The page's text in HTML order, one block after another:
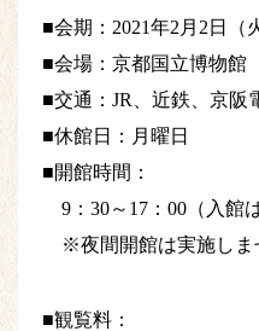
■会期：2021年2月2日（
■会場：京都国立博物
■交通：JR、近鉄、京阪
■休館日：月曜日
■開館時間：
9：30～17：00（入館
※夜間開館は実施しま
■観覧料：